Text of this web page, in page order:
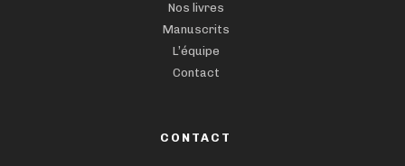
Nos livres
Manuscrits
L’équipe
Contact
CONTACT